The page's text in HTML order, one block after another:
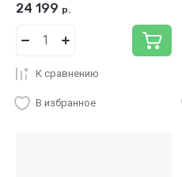
24 199 р.
К сравнению
В избранное